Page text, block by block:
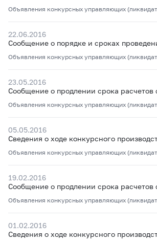
Объявления конкурсных управляющих
22.06.2016
Сообщение о порядке и сроках
Объявления конкурсных управляющих
23.05.2016
Сообщение о продлении срока расчетов
Объявления конкурсных управляющих
05.05.2016
Сведения о ходе конкурсного
Объявления конкурсных управляющих
19.02.2016
Сообщение о продлении срока расчетов
Объявления конкурсных управляющих
01.02.2016
Сведения о ходе конкурсного